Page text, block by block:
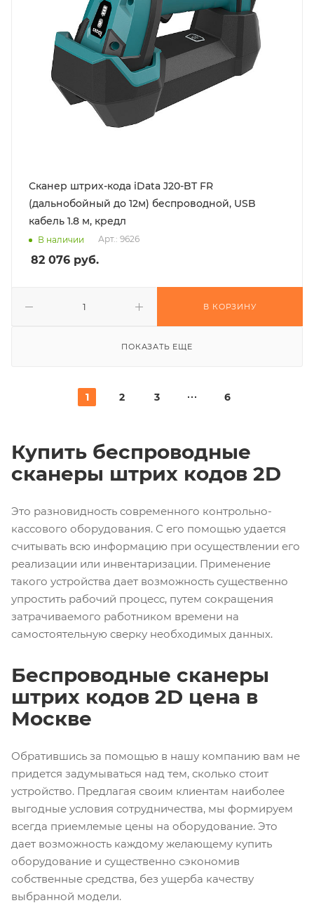
Сканер штрих-кода iData J20-BT FR
(дальнобойный до 12м) беспроводной, USB
кабель 1.8 м, кредл
В наличии Арт.: 9626
82 076 руб.
В КОРЗИНУ
ПОКАЗАТЬ ЕЩЕ
1 2 3 6
Купить беспроводные
сканеры штрих кодов 2D
Это разновидность современного контрольно-
кассового оборудования. С его помощью удается
считывать всю информацию при осуществлении его
реализации или инвентаризации. Применение
такого устройства дает возможность существенно
упростить рабочий процесс, путем сокращения
затрачиваемого работником времени на
самостоятельную сверку необходимых данных.
Беспроводные сканеры
штрих кодов 2D цена в
Москве
Обратившись за помощью в нашу компанию вам не
придется задумываться над тем, сколько стоит
устройство. Предлагая своим клиентам наиболее
выгодные условия сотрудничества, мы формируем
всегда приемлемые цены на оборудование. Это
дает возможность каждому желающему купить
оборудование и существенно сэкономив
собственные средства, без ущерба качеству
выбранной модели.